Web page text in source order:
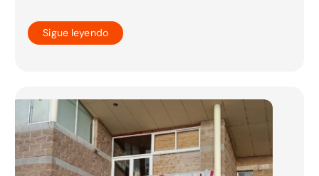
Sigue leyendo